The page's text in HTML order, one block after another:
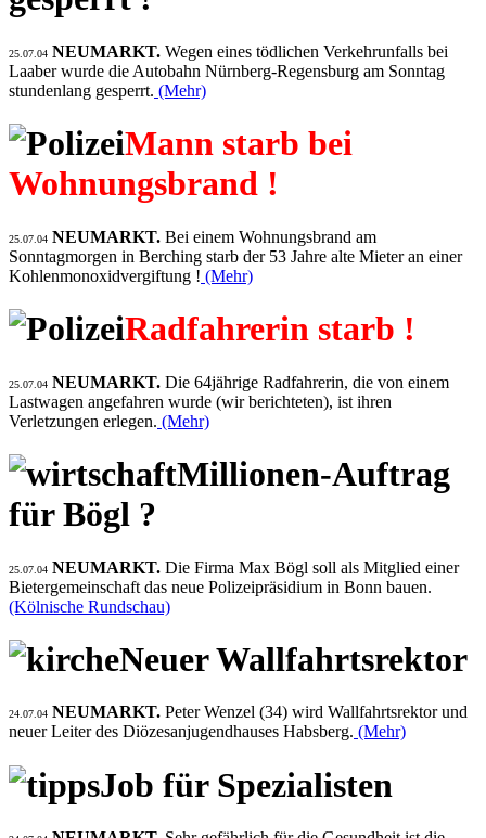
25.07.04 NEUMARKT. Wegen eines tödlichen Verkehrunfalls bei
Laaber wurde die Autobahn Nürnberg-Regensburg am Sonntag
stundenlang gesperrt. (Mehr)
Mann starb bei
Wohnungsbrand !
25.07.04 NEUMARKT. Bei einem Wohnungsbrand am
Sonntagmorgen in Berching starb der 53 Jahre alte Mieter an einer
Kohlenmonoxidvergiftung ! (Mehr)
Radfahrerin starb !
25.07.04 NEUMARKT. Die 64jährige Radfahrerin, die von einem
Lastwagen angefahren wurde (wir berichteten), ist ihren
Verletzungen erlegen. (Mehr)
Millionen-Auftrag
für Bögl ?
25.07.04 NEUMARKT. Die Firma Max Bögl soll als Mitglied einer
Bietergemeinschaft das neue Polizeipräsidium in Bonn bauen.
(Kölnische Rundschau)
Neuer Wallfahrtsrektor
24.07.04 NEUMARKT. Peter Wenzel (34) wird Wallfahrtsrektor und
neuer Leiter des Diözesanjugendhauses Habsberg. (Mehr)
Job für Spezialisten